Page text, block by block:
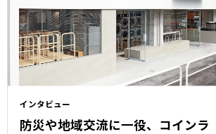
インタビュー
防災や地域交流に一役、コインラ